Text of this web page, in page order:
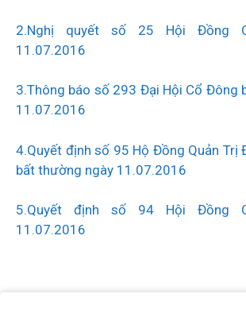
2.Nghị quyết số 25 Hội Đồng
11.07.2016
3.Thông báo số 293 Đại Hội Cổ Đông
11.07.2016
4.Quyết định số 95 Hộ Đồng Quản Trị
bất thường ngày 11.07.2016
5.Quyết định số 94 Hội Đồng
11.07.2016